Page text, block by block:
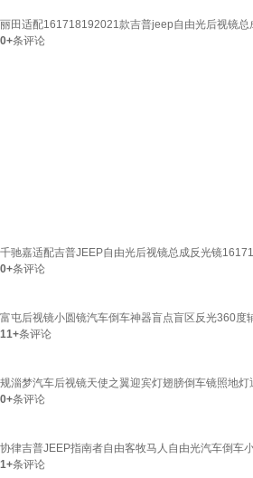
丽田适配161718192021款吉普jeep自由光后视镜
0+条评论
千驰嘉适配吉普JEEP自由光后视镜总成反光镜
0+条评论
富屯后视镜小圆镜汽车倒车神器盲点盲区反光360
11+条评论
规淄梦汽车后视镜天使之翼迎宾灯翅膀倒车镜照地
0+条评论
协律吉普JEEP指南者自由客牧马人自由光汽车倒车
1+条评论